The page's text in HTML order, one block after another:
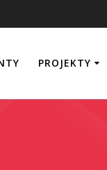
PROJEKTY